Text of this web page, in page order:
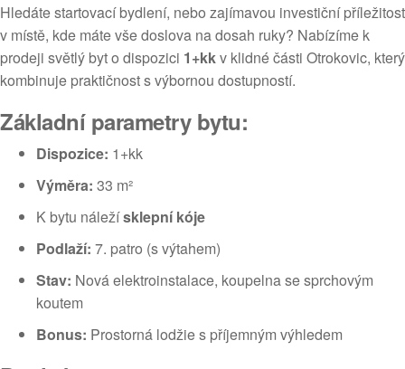
Hledáte startovací bydlení, nebo zajímavou investiční příležitost
v místě, kde máte vše doslova na dosah ruky? Nabízíme k
prodeji světlý byt o dispozici 1+kkv klidné části Otrokovic, který
kombinuje praktičnost s výbornou dostupností.
Základní parametry bytu:
Dispozice: 1+kk
Výměra: 33 m²
K bytu náležísklepní kóje
Podlaží: 7. patro (s výtahem)
Stav: Nová elektroinstalace, koupelna se sprchovým
koutem
Bonus: Prostorná lodžie s příjemným výhledem